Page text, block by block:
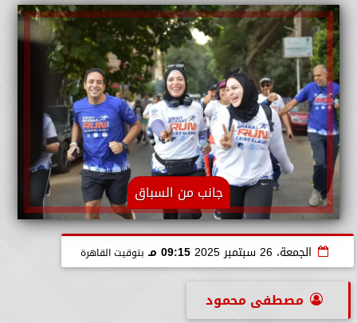
جانب من السباق
الجمعة، 26 سبتمبر 2025 09:15 مـ بتوقيت القاهرة
مصطفى محمود